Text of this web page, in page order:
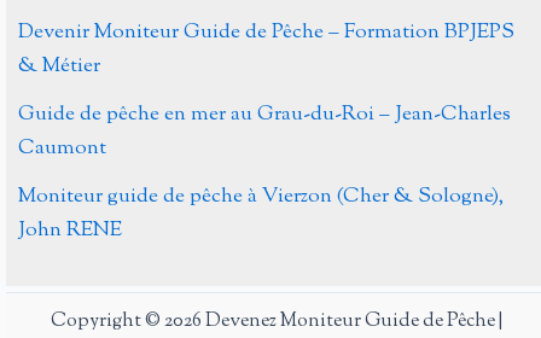
Devenir Moniteur Guide de Pêche – Formation BPJEPS
& Métier
Guide de pêche en mer au Grau-du-Roi – Jean-Charles
Caumont
Moniteur guide de pêche à Vierzon (Cher & Sologne),
John RENE
Copyright © 2026 Devenez Moniteur Guide de Pêche |